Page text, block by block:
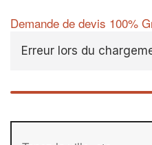
Demande de devis 100%
Erreur lors du